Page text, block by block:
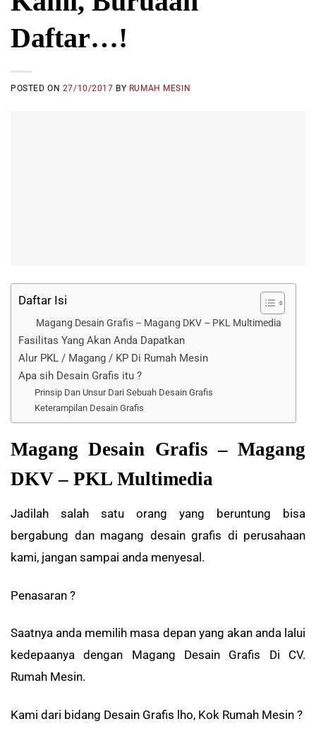
Daftar…!
POSTED ON 27/10/2017 BY RUMAH MESIN
Daftar Isi
Magang Desain Grafis – Magang DKV – PKL Multimedia
Fasilitas Yang Akan Anda Dapatkan
Alur PKL / Magang / KP Di Rumah Mesin
Apa sih Desain Grafis itu ?
Prinsip Dan Unsur Dari Sebuah Desain Grafis
Keterampilan Desain Grafis
Magang Desain Grafis – Magang
DKV – PKL Multimedia
Jadilah salah satu orang yang beruntung bisa
bergabung dan magang desain grafis di perusahaan
kami, jangan sampai anda menyesal.
Penasaran ?
Saatnya anda memilih masa depan yang akan anda lalui
kedepaanya dengan Magang Desain Grafis Di CV.
Rumah Mesin.
Kami dari bidang Desain Grafis lho, Kok Rumah Mesin ?